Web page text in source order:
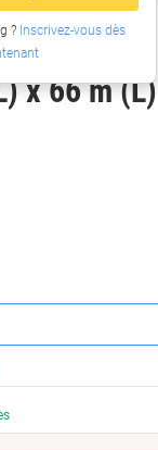
?Inscrivez-vous dès
x 66 m (L)